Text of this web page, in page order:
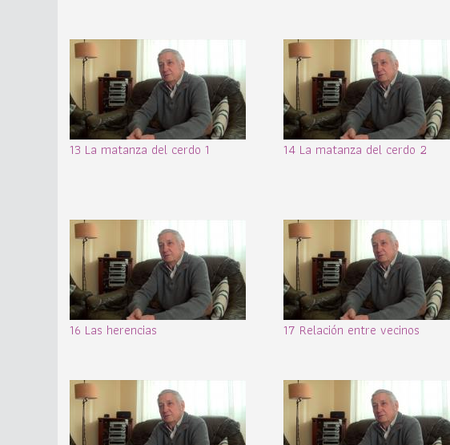
13 La matanza del cerdo 1 14 La matanza del cerdo 2
16 Las herencias 17 Relación entre vecinos